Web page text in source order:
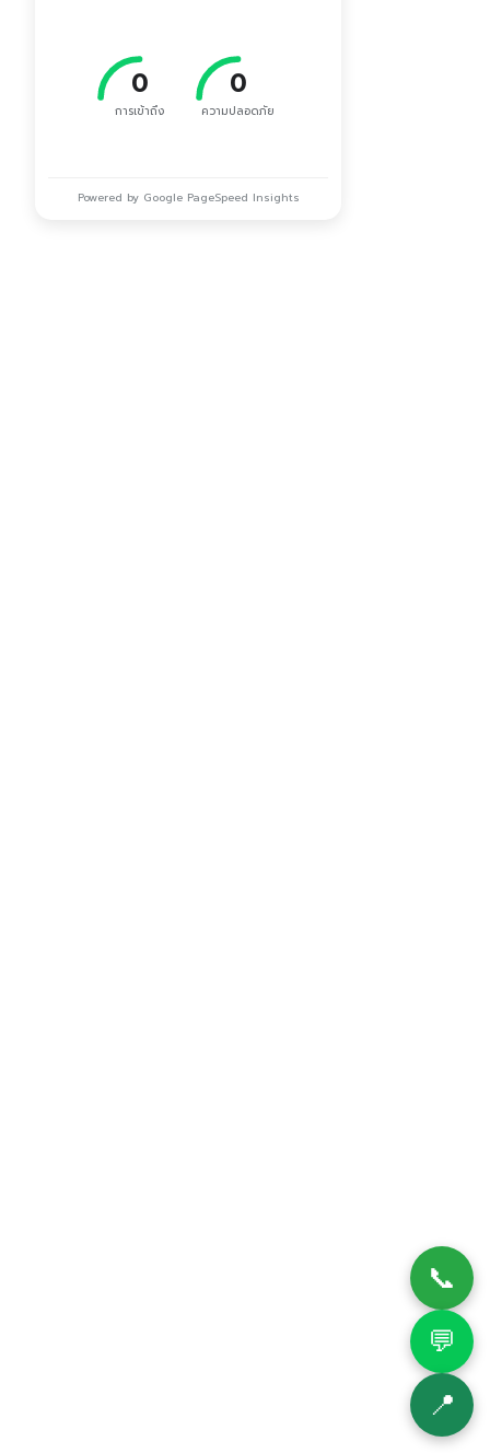
📞
💬
📍
0
การเข้าถึง
0
ความปลอดภัย
Powered by Google PageSpeed Insights